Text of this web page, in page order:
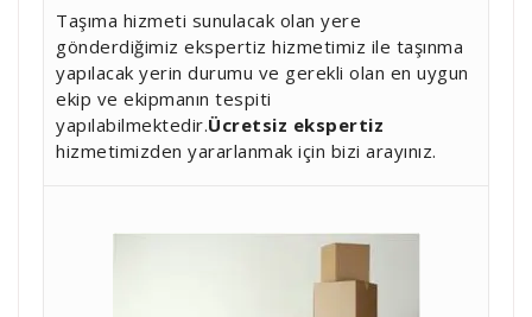
Taşıma hizmeti sunulacak olan yere
gönderdiğimiz ekspertiz hizmetimiz ile taşınma
yapılacak yerin durumu ve gerekli olan en uygun
ekip ve ekipmanın tespiti
yapılabilmektedir.Ücretsiz ekspertiz
hizmetimizden yararlanmak için bizi arayınız.